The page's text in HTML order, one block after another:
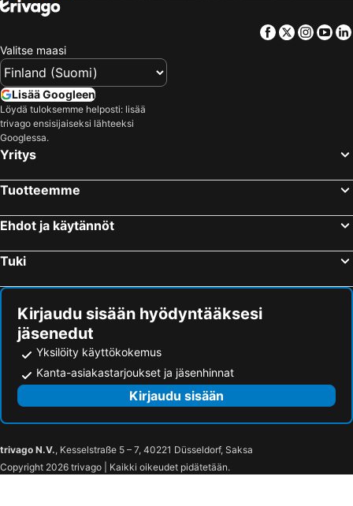
Facebook
Twitter
Valitse maasi
Lisää Googleen
Löydä tuloksemme helposti: lisää
trivago ensisijaiseksi lähteeksi
Googlessa.
Yritys
Tuotteemme
Ehdot ja käytännöt
Tuki
Kirjaudu sisään hyödyntääksesi
jäsenedut
Yksilöity käyttökokemus
Kanta-asiakastarjoukset ja jäsenhinnat
Kirjaudu sisään
trivago N.V., Kesselstraße 5 – 7, 40221 Düsseldorf, Saksa
Copyright 2026 trivago | Kaikki oikeudet pidätetään.